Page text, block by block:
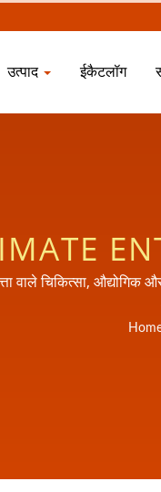
उत्पाद ईकैटलॉग
चिकित्सा, औद्योगिक और
MDD, FDA और